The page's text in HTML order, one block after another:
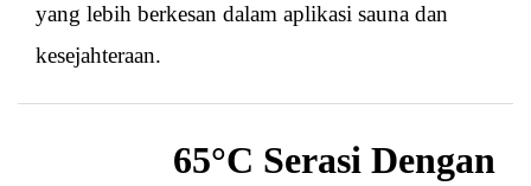
yang lebih berkesan dalam aplikasi sauna dan
kesejahteraan.
65°C Serasi Dengan